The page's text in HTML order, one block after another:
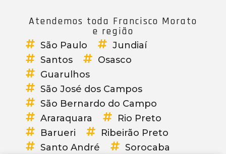
Atendemos toda Francisco Morato
e região
São Paulo
Jundiaí
Santos
Osasco
Guarulhos
São José dos Campos
São Bernardo do Campo
Araraquara
Rio Preto
Barueri
Ribeirão Preto
Santo André
Sorocaba